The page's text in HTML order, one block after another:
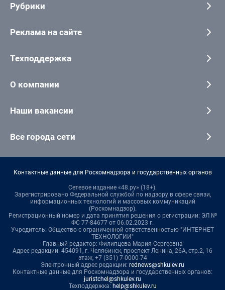
Рубрики
Реклама на сайте
Техподдержка
О компании
Наши вакансии
Все города сети
Контактные данные для Роскомнадзора и государственных органов
Сетевое издание «48.ру» (18+).
Зарегистрировано Федеральной службой по надзору в сфере связи,
информационных технологий и массовых коммуникаций
(Роскомнадзор).
Регистрационный номер и дата принятия решения о регистрации: ЭЛ №
ФС 77-84677 от 06.02.2023 г.
Учредитель: Общество с ограниченной ответственностью "ИНТЕРНЕТ
ТЕХНОЛОГИИ"
Главный редактор: Филипцева Мария Сергеевна
Адрес редакции: 454091, г. Челябинск, проспект Ленина, 26А, стр.2, 16
этаж, +7 (351) 7-0000-74
Электронный адрес редакции: rednews@shkulev.ru
Контактные данные для Роскомнадзора и государственных органов:
juristchel@shkulev.ru
Техподдержка: help@shkulev.ru